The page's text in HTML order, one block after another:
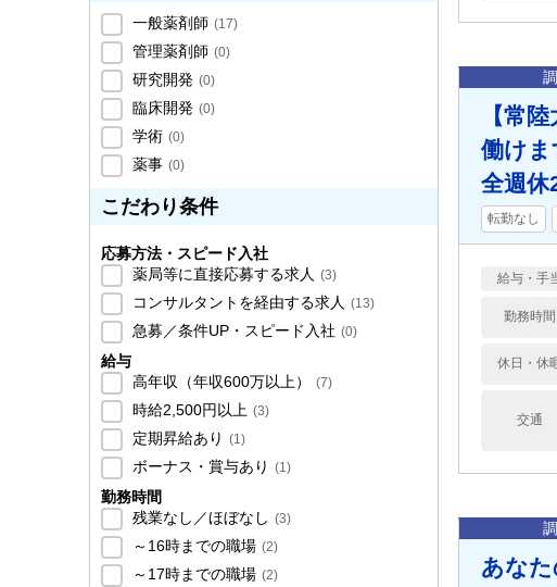
一般薬剤師 (17)
管理薬剤師 (0)
研究開発 (0)
臨床開発 (0)
学術 (0)
薬事 (0)
こだわり条件
応募方法・スピード入社
薬局等に直接応募する求人 (3)
コンサルタントを経由する求人 (13)
急募／条件UP・スピード入社 (0)
給与
高年収（年収600万以上）
(7)
時給2,500円以上 (3)
定期昇給あり (1)
ボーナス・賞与あり (1)
勤務時間
残業なし／ほぼなし (3)
～16時までの職場 (2)
～17時までの職場 (2)
【常
働け
全週休
転勤なし
給与・手
勤務時間
休日・休
交通
あな